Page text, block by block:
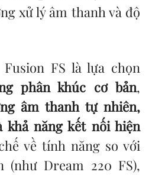
xử lý âm thanh và độ
Fusion FS là lựa chọn
phân khúc cơ bản,
âm thanh tự nhiên,
năng kết nối hiện
về tính năng so với
(như Dream 220 FS),